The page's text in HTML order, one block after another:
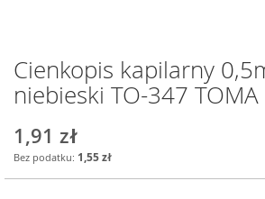
Przejdź
na
początek
Cienkopis kapilarny
niebieski TO-347 TOMA
1,91 zł
1,55 zł